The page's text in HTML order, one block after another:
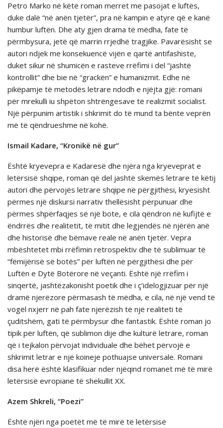
Petro Marko në këtë roman merret me pasojat e luftës,
duke dalë “në anën tjetër”, pra në kampin e atyre që e kanë
humbur luftën. Dhe aty gjen drama të mëdha, fate të
përmbysura, jetë që marrin rrjedhë tragjike. Pavarësisht se
autori ndjek me konsekuencë vijën e qartë antifashiste,
duket sikur në shumicën e rasteve rrëfimi i del “jashtë
kontrollit” dhe bie në “grackën” e humanizmit. Edhe në
pikëpamje të metodës letrare ndodh e njëjta gjë: romani
për mrekulli iu shpëton shtrëngesave të realizmit socialist.
Një përpunim artistik i shkrimit do të mund ta bënte veprën
më të qëndrueshme në kohë.
Ismail Kadare, “Kronikë në gur”
Është kryevepra e Kadaresë dhe njëra nga kryeveprat e
letërsisë shqipe, roman që del jashtë skemës letrare të këtij
autori dhe përvojës letrare shqipe në përgjithësi, kryesisht
përmes një diskursi narrativ thellësisht përpunuar dhe
përmes shpërfaqjes së një bote, e cila qëndron në kufijtë e
ëndrrës dhe realitetit, të mitit dhe legjendës në njërën anë
dhe historisë dhe bëmave reale në anën tjetër. Vepra
mbështetet mbi rrëfimin retrospektiv dhe të sublimuar të
“fëmijërisë së botës” për luftën në përgjithësi dhe për
Luftën e Dytë Botërore në veçanti. Është një rrëfim i
sinqertë, jashtëzakonisht poetik dhe i ç’idelogjizuar për një
dramë njerëzore përmasash të mëdha, e cila, në një vend të
vogël nxjerr në pah fate njerëzish të një realiteti të
çuditshëm, gati të përmbysur dhe fantastik. Është roman jo
tipik për luftën, që sublimon dije dhe kulturë letrare, roman
që i tejkalon përvojat individuale dhe bëhet përvojë e
shkrimit letrar e një koineje pothuajse universale. Romani
disa herë është klasifikuar nder njëqind romanet më të mirë
letërsisë evropiane të shekullit XX.
Azem Shkreli, “Poezi”
Është njëri nga poetët më të mirë të letërsisë